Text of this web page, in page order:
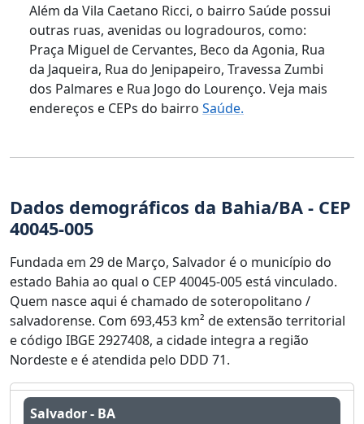
Além da Vila Caetano Ricci, o bairro Saúde possui
outras ruas, avenidas ou logradouros, como:
Praça Miguel de Cervantes, Beco da Agonia, Rua
da Jaqueira, Rua do Jenipapeiro, Travessa Zumbi
dos Palmares e Rua Jogo do Lourenço. Veja mais
endereços e CEPs do bairro Saúde.
Dados demográficos da Bahia/BA - CEP
40045-005
Fundada em 29 de Março, Salvador é o município do
estado Bahia ao qual o CEP 40045-005 está vinculado.
Quem nasce aqui é chamado de soteropolitano /
salvadorense. Com 693,453 km² de extensão territorial
e código IBGE 2927408, a cidade integra a região
Nordeste e é atendida pelo DDD 71.
Salvador - BA